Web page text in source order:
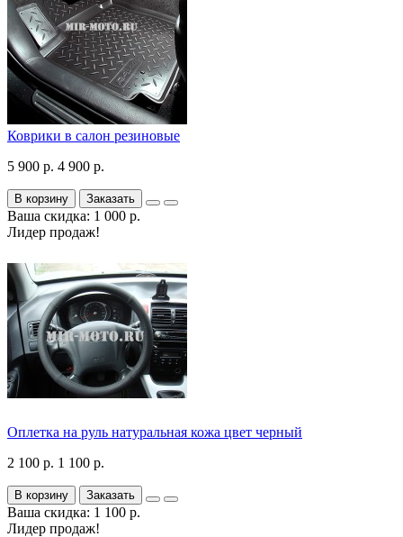
Коврики в салон резиновые
5 900 р. 4 900 р.
В корзину Заказать
Ваша скидка: 1 000 р.
Лидер продаж!
Оплетка на руль натуральная кожа цвет черный
2 100 р. 1 100 р.
В корзину Заказать
Ваша скидка: 1 100 р.
Лидер продаж!